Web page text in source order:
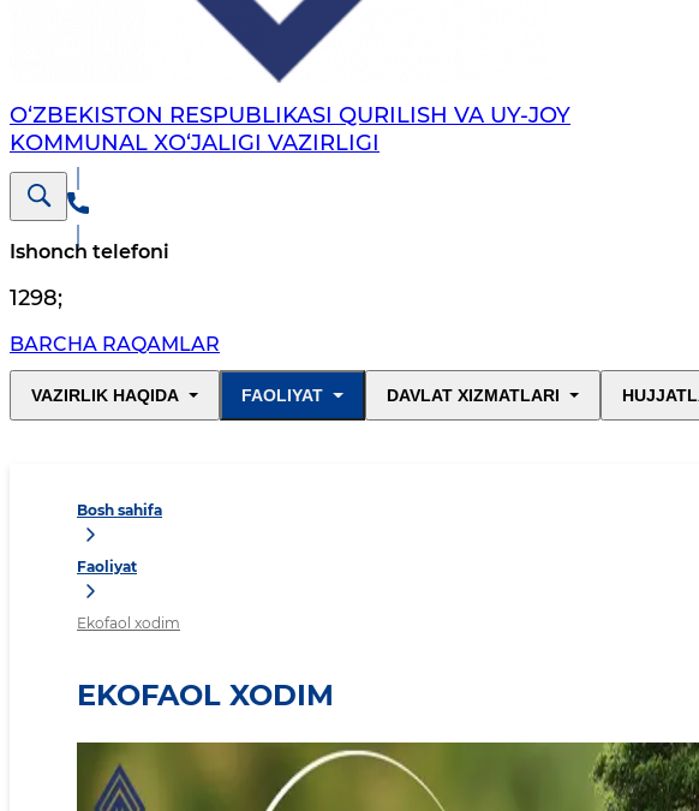
O‘ZBEKISTON RESPUBLIKASI QURILISH VA UY-JOY
KOMMUNAL XO‘JALIGI VAZIRLIGI
Ishonch telefoni
1298;
BARCHA RAQAMLAR
VAZIRLIK HAQIDA FAOLIYAT DAVLAT XIZMATLARI
Bosh sahifa
Faoliyat
Ekofaol xodim
EKOFAOL XODIM